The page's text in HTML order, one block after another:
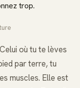
trop.
où tu te lèves
par terre, tu
muscles. Elle est